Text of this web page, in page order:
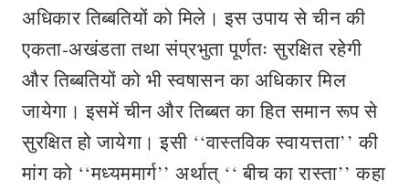
अधिकार तिब्बतियों को मिले। इस उपाय से चीन की
एकता-अखंडता तथा संप्रभुता पूर्णतः सुरक्षित रहेगी
और तिब्बतियों को भी स्वषासन का अधिकार मिल
जायेगा। इसमें चीन और तिब्बत का हित समान रूप से
सुरक्षित हो जायेगा। इसी ‘‘वास्तविक स्वायत्तता’’ की
मांग को ‘‘मध्यममार्ग’’ अर्थात् ‘‘ बीच का रास्ता’’ कहा